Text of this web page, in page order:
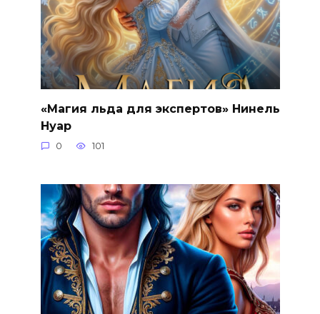
«Магия льда для экспертов» Нинель
Нуар
0 101